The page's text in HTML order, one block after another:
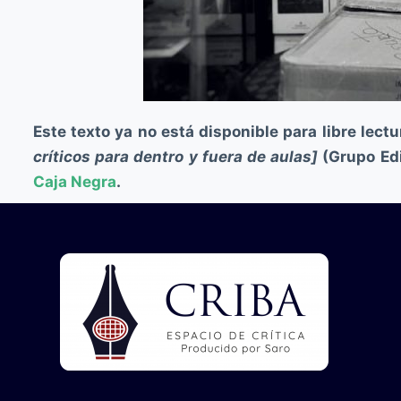
Este texto ya no está disponible para libre
críticos para dentro y fuera de aulas] (Grupo
Caja Negra.